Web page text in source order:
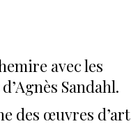
avec les
Sandahl.
des œuvres d’art